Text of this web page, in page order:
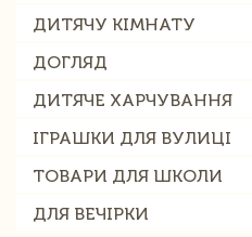
ДИТЯЧУ КІМНАТУ
ДОГЛЯД
ДИТЯЧЕ ХАРЧУВАННЯ
ІГРАШКИ ДЛЯ ВУЛИЦІ
ТОВАРИ ДЛЯ ШКОЛИ
ДЛЯ ВЕЧІРКИ